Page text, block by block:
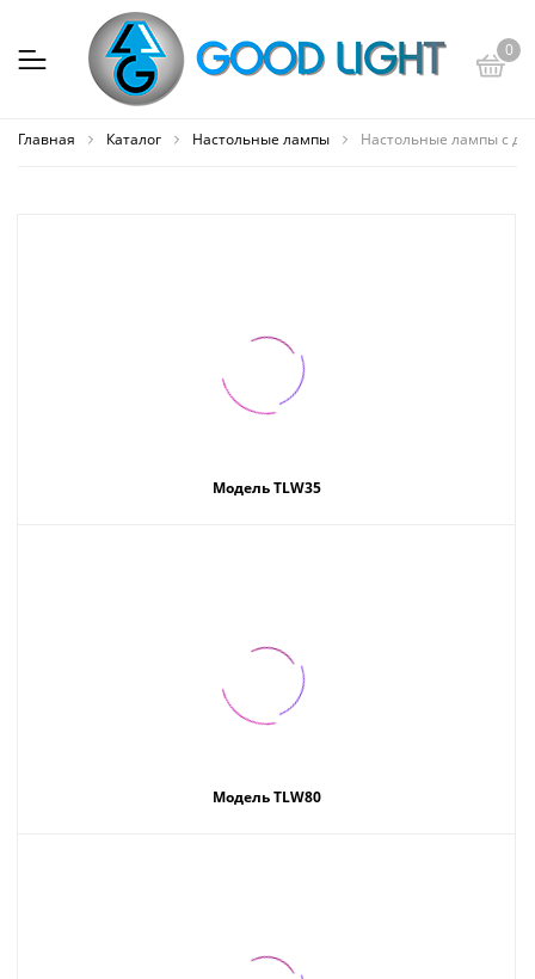
0
Главная Каталог Настольные лампы Настольные лампы с
Модель TLW35
Модель TLW80